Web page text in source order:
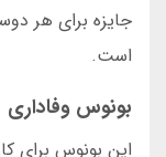
جایزه برای هر
است.
بونوس وفاداری
این بونوس برای